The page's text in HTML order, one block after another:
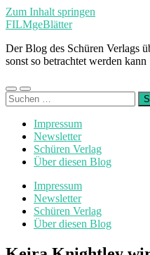
Zum Inhalt springen
FILMgeBlätter
Der Blog des Schüren Verlags
sonst so betrachtet werden kann
Mobile-
Menü
Suchfeld
ein-/ausblenden
Suchen
nach:
Impressum
Newsletter
Schüren Verlag
Über diesen Blog
Impressum
Newsletter
Schüren Verlag
Über diesen Blog